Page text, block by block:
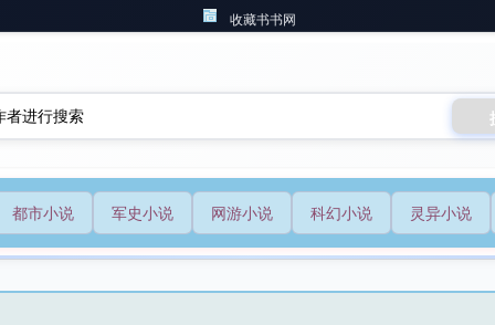
收藏书书网
都市小说 军史小说 网游小说 科幻小说 灵异小说